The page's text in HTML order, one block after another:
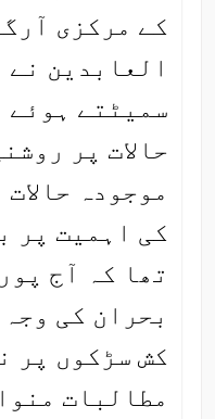
کے مرکزی
العابدین نے
سمیٹتے ہوئے
حالات پر
موجودہ
کی اہمیت پر
تھا کہ آج
بحران کی
کش سڑکوں پر
مطالبات